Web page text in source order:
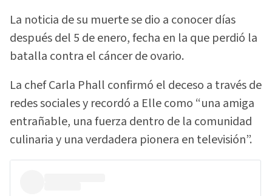
La noticia de su muerte se dio a conocer días
después del 5 de enero, fecha en la que perdió la
batalla contra el cáncer de ovario.
La chef Carla Phall confirmó el deceso a través de
redes sociales y recordó a Elle como “una amiga
entrañable, una fuerza dentro de la comunidad
culinaria y una verdadera pionera en televisión”.